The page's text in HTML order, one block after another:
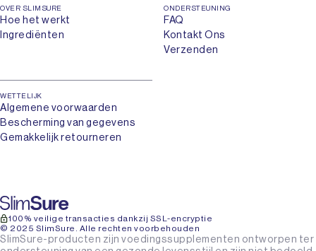
OVER SLIMSURE
Hoe het werkt
Ingrediënten
ONDERSTEUNING
FAQ
Kontakt Ons
Verzenden
WETTELIJK
Algemene voorwaarden
Bescherming van gegevens
Gemakkelijk retourneren
100% veilige transacties dankzij SSL-encryptie
© 2025 SlimSure. Alle rechten voorbehouden
SlimSure-producten zijn voedingssupplementen ontworpen ter